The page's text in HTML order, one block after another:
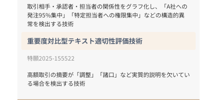
取引相手・承認者・担当者の関係性をグラフ化し、「A社への
発注95%集中」「特定担当者への権限集中」などの構造的異
常を検出する技術
重要度対比型テキスト適切性評価技術
特願2025-155522
高額取引の摘要が「調整」「諸口」など実質的説明を欠いてい
る場合を検出する技術